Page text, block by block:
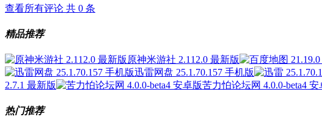
查看所有评论 共 0 条
精品推荐
原神米游社 2.112.0 最新版
迅雷网盘 25.1.70.157 手机版
2.7.1 最新版
苦力怕论坛网 4.0.0-beta4 安
热门推荐